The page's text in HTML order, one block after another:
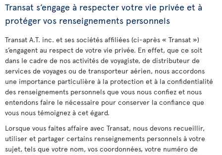
Transat s’engage à respecter votre vie privée et à
protéger vos renseignements personnels
Transat A.T. inc. et ses sociétés affiliées (ci-après « Transat »)
s’engagent au respect de votre vie privée. En effet, que ce soit
dans le cadre de nos activités de voyagiste, de distributeur de
services de voyages ou de transporteur aérien, nous accordons
une importance particulière à la protection et à la confidentialité
des renseignements personnels que vous nous confiez et nous
entendons faire le nécessaire pour conserver la confiance que
vous nous témoignez à cet égard.
Lorsque vous faites affaire avec Transat, nous devons recueillir,
utiliser et partager certains renseignements personnels à votre
sujet, tels que votre nom, vos coordonnées, votre numéro de